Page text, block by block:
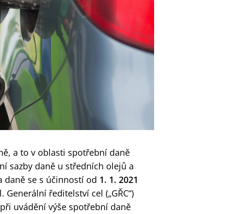
a to v oblasti spotřební daně
sazby daně u středních olejů a
daně se s účinností od 1. 1. 2021
Generální ředitelství cel („GŘC“)
uvádění výše spotřební daně